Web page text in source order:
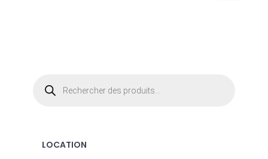
produits
LOCATION